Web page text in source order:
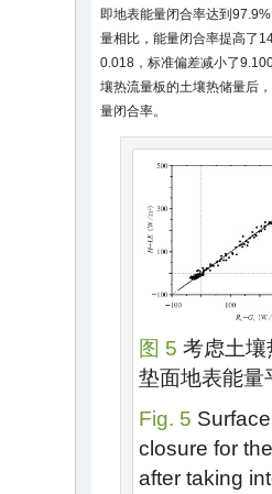
即地表能量闭合率达到
量相比，能量闭合率提高了
0.018，标准偏差减小了
壤热流量板的土壤热储量后
量闭合率。
图 5 考虑土
垫面地表能量
Fig. 5
closure for
after taking